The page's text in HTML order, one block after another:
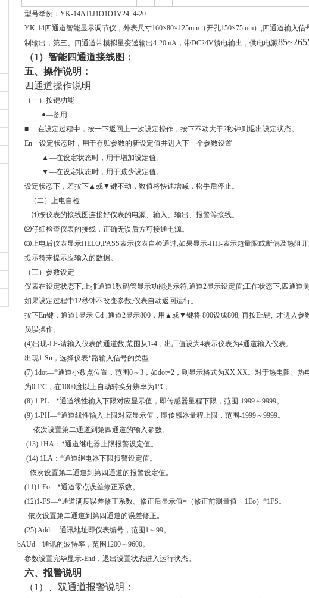
型号举例：YK-14AJ1J1O1O1V24_4-20
YK-14四通道智能显示调节仪，外表尺寸160×80×125mm （开孔150×75mm） ,四通道输入信
制输出，第三、四通道带模拟量变送输出4-20mA ，带DC24V馈电输出，供电电源
（1 ）智能四通道接线图：
五、操作说明：
四通道操作说明
（一）按键功能
●—备用
■— 在设定过程中，按一下返回上一次设定操作，按下不动大于2秒钟则退出设定状态。
En—设定状态时，用于存贮参数的新设定值并进入下一个参数设置
▲—在设定状态时，用于增加设定值。
▼—在设定状态时，用于减少设定值。
设定状态下，若按下▲或▼键不动，数值将快速增减，松手后停止。
（二）上电自检
⑴按仪表的接线图连接好仪表的电源、输入、输出、报警等接线。
⑵仔细检查仪表的接线，正确无误后方可接通电源。
⑶上电后仪表显示HELO,PASS表示仪表自检通过,如果显示-HH-表示超量限或断偶及热阻
提示符来提示应输入的数据。
（三）参数设定
仪表在设定状态下,上排通道1数码管显示功能提示符,通道2显示设定值;工作状态下, 四通道
如果设定过程中12秒钟不改变参数,仪表自动返回运行。
按下En键，通道1显示-Cd-,通道2显示800 ，用▲或▼键将 800设成808, 再按En键, 才进入参
员误操作。
(4)出现-LP-请输入仪表的通道数,范围从1-4 ，出厂值设为4表示仪表为4通道输入仪表。
出现1-Sn ，选择仪表*路输入信号的类型
(7) 1dot—*通道小数点位置，范围0～3 ，如dot=2 ，则显示格式为XX.XX。对于热电阻、热
为0.1℃ ，在1000度以上自动转换分辨率为1℃。
(8) 1-PL—*通道线性输入下限对应显示值，即传感器量程下限，范围-1999～9999。
(9) 1-PH—*通道线性输入上限对应显示值，即传感器量程上限，范围-1999～9999。
依次设置第二通道到第四通道的输入参数。
(13) 1HA ：*通道继电器上限报警设定值。
(14) 1LA ：*通道继电器下限报警设定值。
依次设置第二通道到第四通道的报警设定值。
(11)1-Eo—*通道零点误差修正系数。
(12)1-FS—*通道满度误差修正系数。 修正后显示值=（修正前测量值 + 1Eo）*1FS。
依次设置第二通道到第四通道的误差修正。
(25) Addr—通讯地址即仪表编号，范围 1 ～99。
(26) bAUd—通讯的波特率，范围 1200～9600。
参数设置完毕显示-End ，退出设置状态进入运行状态。
六、报警说明
（1 ）、双通道报警说明：